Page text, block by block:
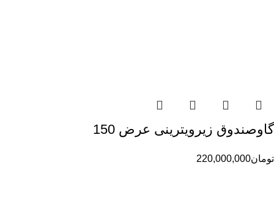
گاوصندوق زیرویترینی عرض 150
تومان220,000,000